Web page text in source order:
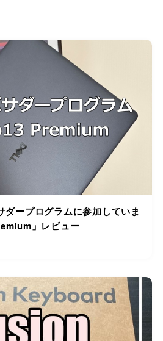
ダープログラムに参加していま
」レビュー